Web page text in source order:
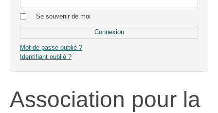
Se souvenir de moi
Mot de passe oublié ?
Identifiant oublié ?
Association pour la